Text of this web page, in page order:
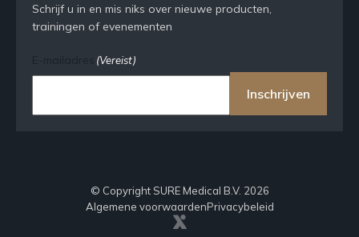
Schrijf u in en mis niks over nieuwe producten,
trainingen of evenementen
(Vereist)
Inschrijven
© Copyright SURE Medical B.V. 2026
Algemene voorwaardenPrivacybeleid